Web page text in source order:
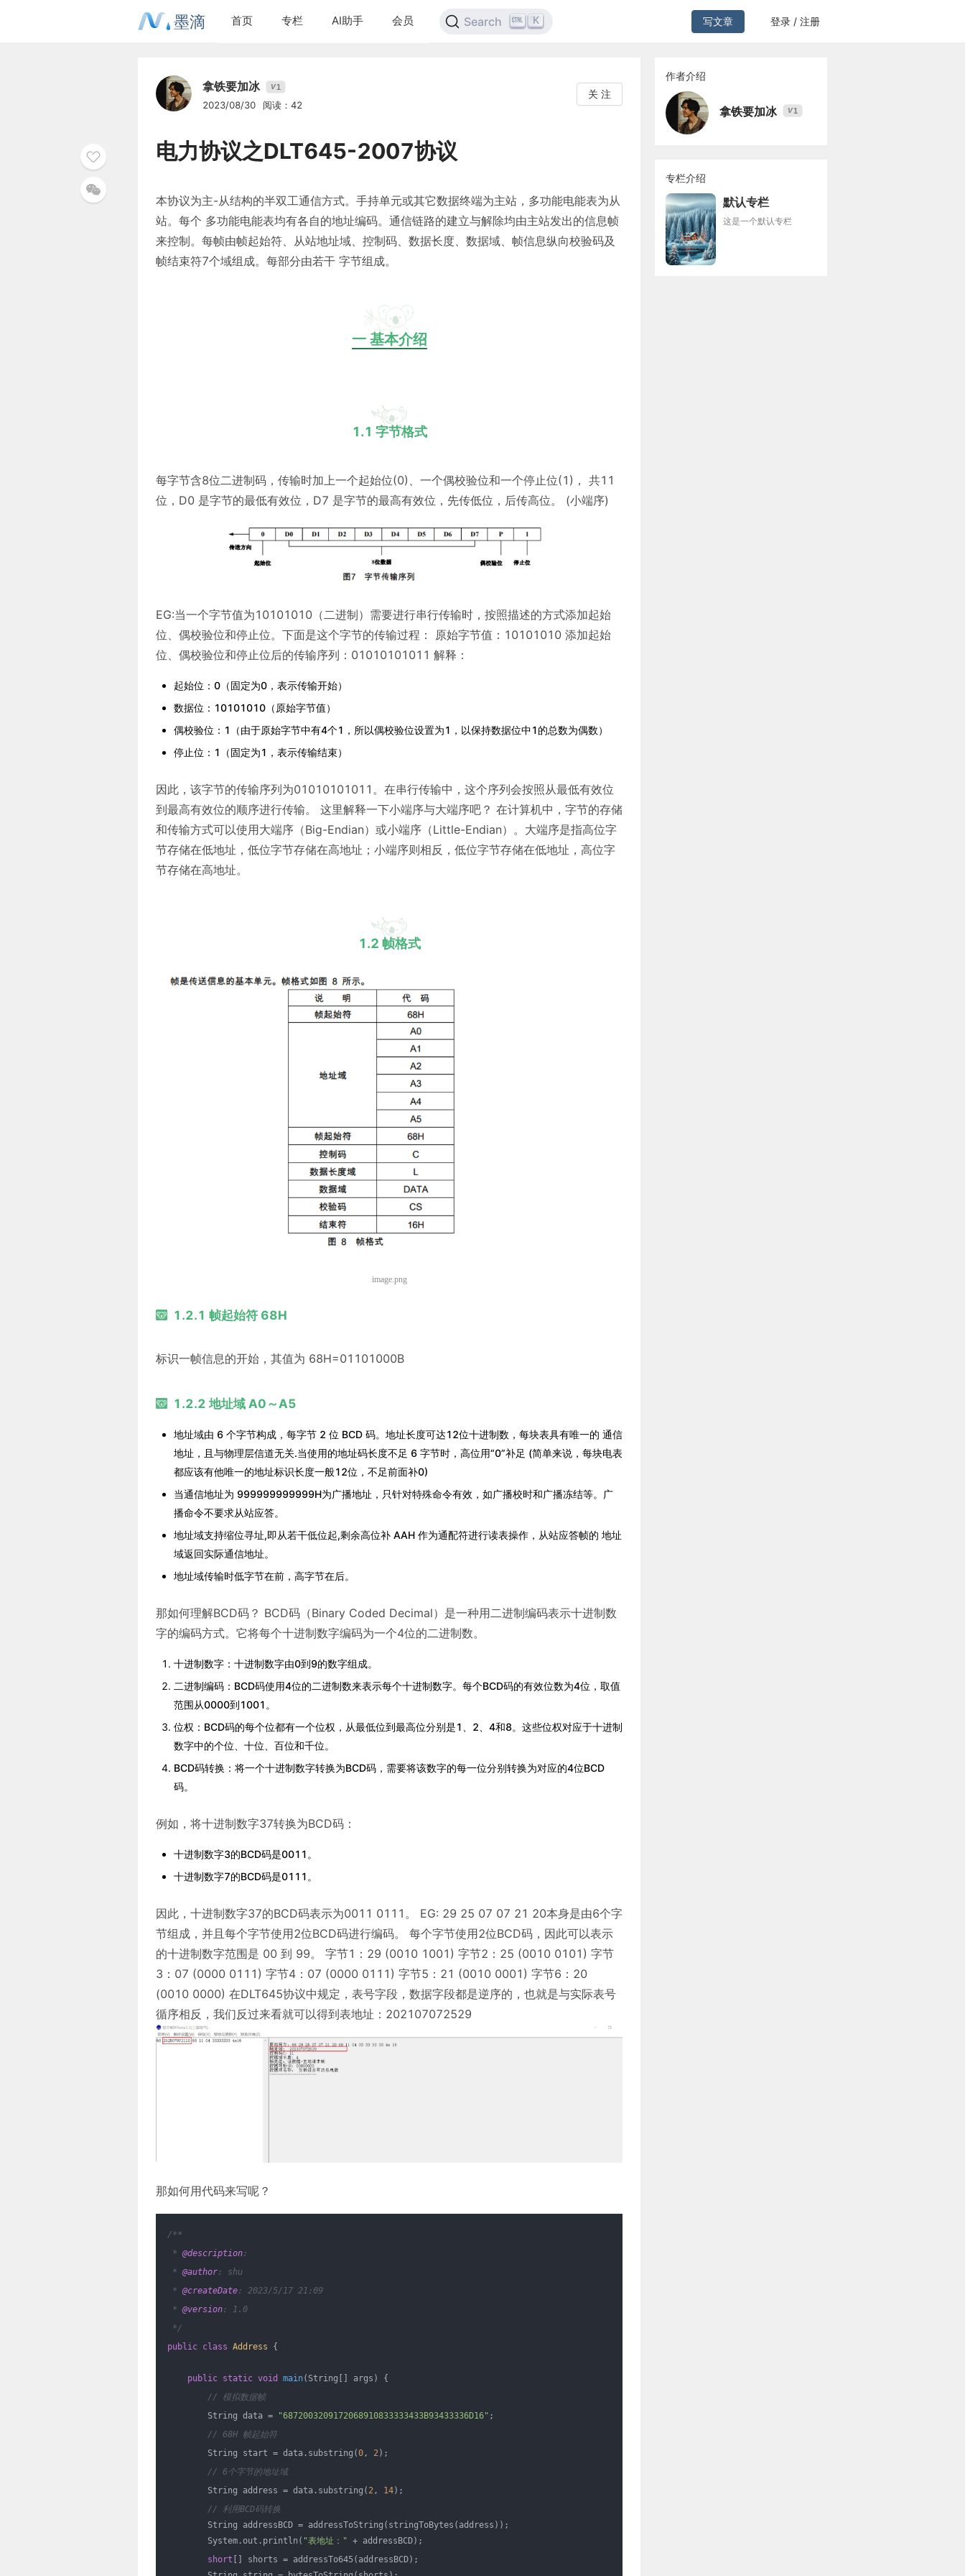
墨滴 首页 专栏 AI助手 会员 Search K 写文章 登录 / 注册
拿铁要加冰 V1
2023/08/30 阅读：42
关 注
电力协议之DLT645-2007协议
本协议为主-从结构的半双工通信方式。手持单元或其它数据终端为主站，多功能电能表为从
站。每个 多功能电能表均有各自的地址编码。通信链路的建立与解除均由主站发出的信息帧
来控制。每帧由帧起始符、从站地址域、控制码、数据长度、数据域、帧信息纵向校验码及
帧结束符7个域组成。每部分由若干 字节组成。
一 基本介绍
1.1 字节格式
每字节含8位二进制码，传输时加上一个起始位(0)、一个偶校验位和一个停止位(1)， 共11
位，D0 是字节的最低有效位，D7 是字节的最高有效位，先传低位，后传高位。 (小端序)
EG:当一个字节值为10101010（二进制）需要进行串行传输时，按照描述的方式添加起始
位、偶校验位和停止位。下面是这个字节的传输过程： 原始字节值：10101010 添加起始
位、偶校验位和停止位后的传输序列：01010101011 解释：
起始位：0（固定为0，表示传输开始）
数据位：10101010（原始字节值）
偶校验位：1（由于原始字节中有4个1，所以偶校验位设置为1，以保持数据位中1的总数为偶数）
停止位：1（固定为1，表示传输结束）
因此，该字节的传输序列为01010101011。在串行传输中，这个序列会按照从最低有效位
到最高有效位的顺序进行传输。 这里解释一下小端序与大端序吧？ 在计算机中，字节的存储
和传输方式可以使用大端序（Big-Endian）或小端序（Little-Endian）。大端序是指高位字
节存储在低地址，低位字节存储在高地址；小端序则相反，低位字节存储在低地址，高位字
节存储在高地址。
1.2 帧格式
image.png
1.2.1 帧起始符 68H
标识一帧信息的开始，其值为 68H=01101000B
1.2.2 地址域 A0～A5
地址域由 6 个字节构成，每字节 2 位 BCD 码。地址长度可达12位十进制数，每块表具有唯一的 通信
地址，且与物理层信道无关.当使用的地址码长度不足 6 字节时，高位用“0”补足 (简单来说，每块电表
都应该有他唯一的地址标识长度一般12位，不足前面补0)
当通信地址为 999999999999H为广播地址，只针对特殊命令有效，如广播校时和广播冻结等。广
播命令不要求从站应答。
地址域支持缩位寻址,即从若干低位起,剩余高位补 AAH 作为通配符进行读表操作，从站应答帧的 地址
域返回实际通信地址。
地址域传输时低字节在前，高字节在后。
那如何理解BCD码？ BCD码（Binary Coded Decimal）是一种用二进制编码表示十进制数
字的编码方式。它将每个十进制数字编码为一个4位的二进制数。
十进制数字：十进制数字由0到9的数字组成。
二进制编码：BCD码使用4位的二进制数来表示每个十进制数字。每个BCD码的有效位数为4位，取值
范围从0000到1001。
位权：BCD码的每个位都有一个位权，从最低位到最高位分别是1、2、4和8。这些位权对应于十进制
数字中的个位、十位、百位和千位。
BCD码转换：将一个十进制数字转换为BCD码，需要将该数字的每一位分别转换为对应的4位BCD
码。
例如，将十进制数字37转换为BCD码：
十进制数字3的BCD码是0011。
十进制数字7的BCD码是0111。
因此，十进制数字37的BCD码表示为0011 0111。 EG: 29 25 07 07 21 20本身是由6个字
节组成，并且每个字节使用2位BCD码进行编码。 每个字节使用2位BCD码，因此可以表示
的十进制数字范围是 00 到 99。 字节1：29 (0010 1001) 字节2：25 (0010 0101) 字节
3：07 (0000 0111) 字节4：07 (0000 0111) 字节5：21 (0010 0001) 字节6：20
(0010 0000) 在DLT645协议中规定，表号字段，数据字段都是逆序的，也就是与实际表号
循序相反，我们反过来看就可以得到表地址：202107072529
那如何用代码来写呢？
/**
* @description:
* @author: shu
* @createDate: 2023/5/17 21:09
* @version: 1.0
*/
public class Address {
public static void main(String[] args)
{
// 模拟数据帧
String data =
"6872003209172068910833333433B93433336D16" ;
// 68H 帧起始符
String start = data.substring(0 , 2 );
// 6个字节的地址域
String address = data.substring( 2 , 14);
// 利用BCD码转换
String addressBCD = addressToString(stringToBytes(address));
System.out.println( "表地址：" + addressBCD);
short [] shorts = addressTo645(addressBCD);
作者介绍
拿铁要加冰 V1
专栏介绍
默认专栏
这是一个默认专栏